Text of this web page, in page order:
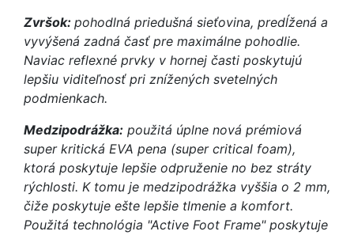
Zvršok: pohodlná priedušná sieťovina, predĺžená a
vyvýšená zadná časť pre maximálne pohodlie.
Naviac reflexné prvky v hornej časti poskytujú
lepšiu viditeľnosť pri znížených svetelných
podmienkach.
Medzipodrážka: použitá úplne nová prémiová
super kritická EVA pena (super critical foam),
ktorá poskytuje lepšie odpruženie no bez stráty
rýchlosti. K tomu je medzipodrážka vyššia o 2 mm,
čiže poskytuje ešte lepšie tlmenie a komfort.
Použitá technológia "Active Foot Frame" poskytuje